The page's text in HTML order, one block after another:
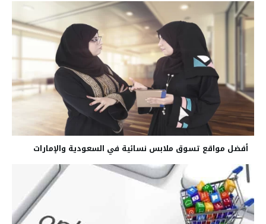
أفضل مواقع تسوق ملابس نسائية في السعودية والإمارات